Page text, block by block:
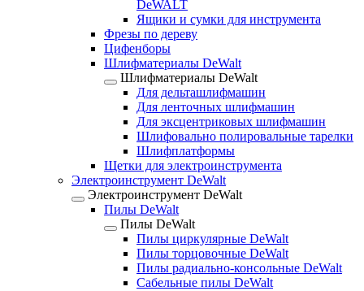
DeWALT
Ящики и сумки для инструмента
Фрезы по дереву
Цифенборы
Шлифматериалы DeWalt
Шлифматериалы DeWalt
Для дельташлифмашин
Для ленточных шлифмашин
Для эксцентриковых шлифмашин
Шлифовально полировальные тарелки
Шлифплатформы
Щетки для электроинструмента
Электроинструмент DeWalt
Электроинструмент DeWalt
Пилы DeWalt
Пилы DeWalt
Пилы циркулярные DeWalt
Пилы торцовочные DeWalt
Пилы радиально-консольные DeWalt
Сабельные пилы DeWalt